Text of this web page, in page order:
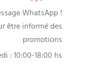
WhatsApp !
être informé des
promotions
: 10:00-18:00 hs